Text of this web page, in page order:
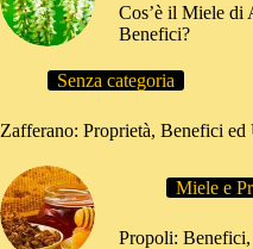
Cos’è il Miele di
Benefici?
Senza categoria
Zafferano: Proprietà, Benefici ed
Miele e
Propoli: